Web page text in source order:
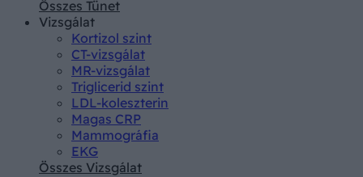
Összes Tünet
Vizsgálat
Kortizol szint
CT-vizsgálat
MR-vizsgálat
Triglicerid szint
LDL-koleszterin
Magas CRP
Mammográfia
EKG
Összes Vizsgálat